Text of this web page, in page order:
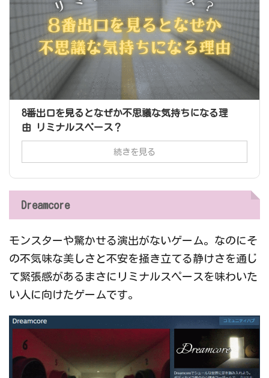
8番出口を見るとなぜか不思議な気持ちになる理
由 リミナルスペース？
続きを見る
Dreamcore
モンスターや驚かせる演出がないゲーム。なのにそ
の不気味な美しさと不安を掻き立てる静けさを通じ
て緊張感があるまさにリミナルスペースを味わいた
い人に向けたゲームです。